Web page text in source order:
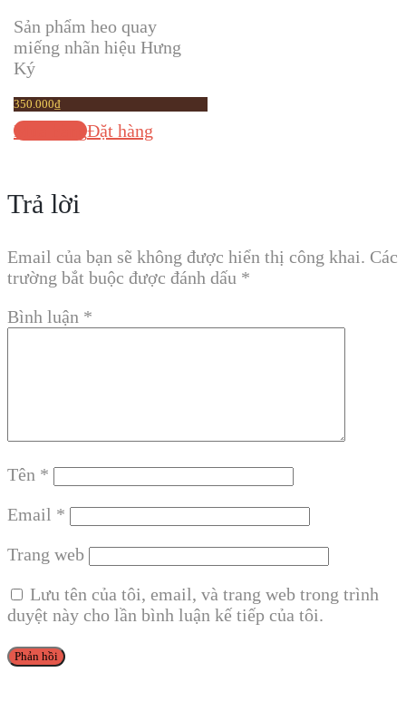
Sản phẩm heo quay
miếng nhãn hiệu Hưng
Ký
350.000₫
Mua hàngĐặt hàng
Trả lời
Email của bạn sẽ không được hiển thị công khai. Các
trường bắt buộc được đánh dấu *
Bình luận *
Tên *
Email *
Trang web
Lưu tên của tôi, email, và trang web trong trình
duyệt này cho lần bình luận kế tiếp của tôi.